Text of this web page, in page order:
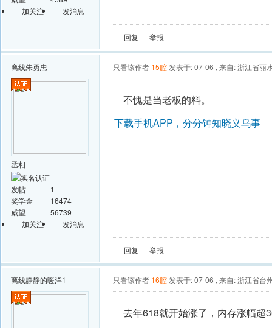
加关注
发消息
回复 举报
离线朱勇忠
丞相
发帖
1
奖学金
16474
威望
56739
加关注
发消息
只看该作者 15腔 发表于: 07-06 , 来自: 浙江省丽
不愧是当老板的料。
下载手机APP，分分钟知晓义乌事
回复 举报
离线静静的暖洋1 只看该作者 16腔 发表于: 07-06 , 来自: 浙江省台
去年618就开始涨了，内存涨幅超